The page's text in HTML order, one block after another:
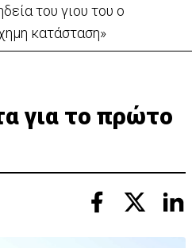
διαπιστώθηκε αυξημένη
για το πρώτο